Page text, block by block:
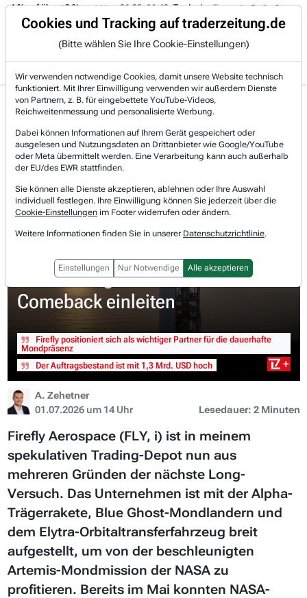
Trading-Room
% auf über +3 %. 06.08. 16:49 Trade des Tages 06.08.
Gratis Account Login
Jetzt registrieren und gratis Artikel lesen.
Bereits bei TraderFox registriert? Jetzt anmelden!
Home Börsen-Nachrichten
Meinungen
Firefly Aerospace: NASA-Großauftrag könnte das C...
Firefly Aerospace Watchlist
Firefly Aerospace
Firefly Aerospace: NASA-
Großauftrag könnte das
Comeback einleiten
Firefly positioniert sich als wichtiger Partner für die dauerhafte
Mondpräsenz
Der Auftragsbestand ist mit 1,3 Mrd. USD hoch
A. Zehetner
01.07.2026 um 14 Uhr
Lesedauer: 2 Minuten
Firefly Aerospace (FLY, i) ist in meinem
spekulativen Trading-Depot nun aus
mehreren Gründen der nächste Long-
Versuch. Das Unternehmen ist mit der Alpha-
Trägerrakete, Blue Ghost-Mondlandern und
dem Elytra-Orbitaltransferfahrzeug breit
aufgestellt, um von der beschleunigten
Artemis-Mondmission der NASA zu
profitieren. Bereits im Mai konnten NASA-
Cookies und Tracking auf traderzeitung.de
(Bitte wählen Sie Ihre Cookie-Einstellungen)
Wir verwenden notwendige Cookies, damit unsere Website technisch
funktioniert. Mit Ihrer Einwilligung verwenden wir außerdem Dienste
von Partnern, z. B. für eingebettete YouTube-Videos,
Reichweitenmessung und personalisierte Werbung.
Dabei können Informationen auf Ihrem Gerät gespeichert oder
ausgelesen und Nutzungsdaten an Drittanbieter wie Google/YouTube
oder Meta übermittelt werden. Eine Verarbeitung kann auch außerhalb
der EU/des EWR stattfinden.
Sie können alle Dienste akzeptieren, ablehnen oder Ihre Auswahl
individuell festlegen. Ihre Einwilligung können Sie jederzeit über die
Cookie-Einstellungen im Footer widerrufen oder ändern.
Weitere Informationen finden Sie in unserer Datenschutzrichtlinie.
Einstellungen Nur Notwendige Alle akzeptieren